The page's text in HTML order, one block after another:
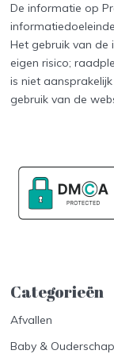
De informatie op
Het gebruik van de
eigen risico;
is niet
gebruik van de
Categorieën
Afvallen
Baby & Ouderschap